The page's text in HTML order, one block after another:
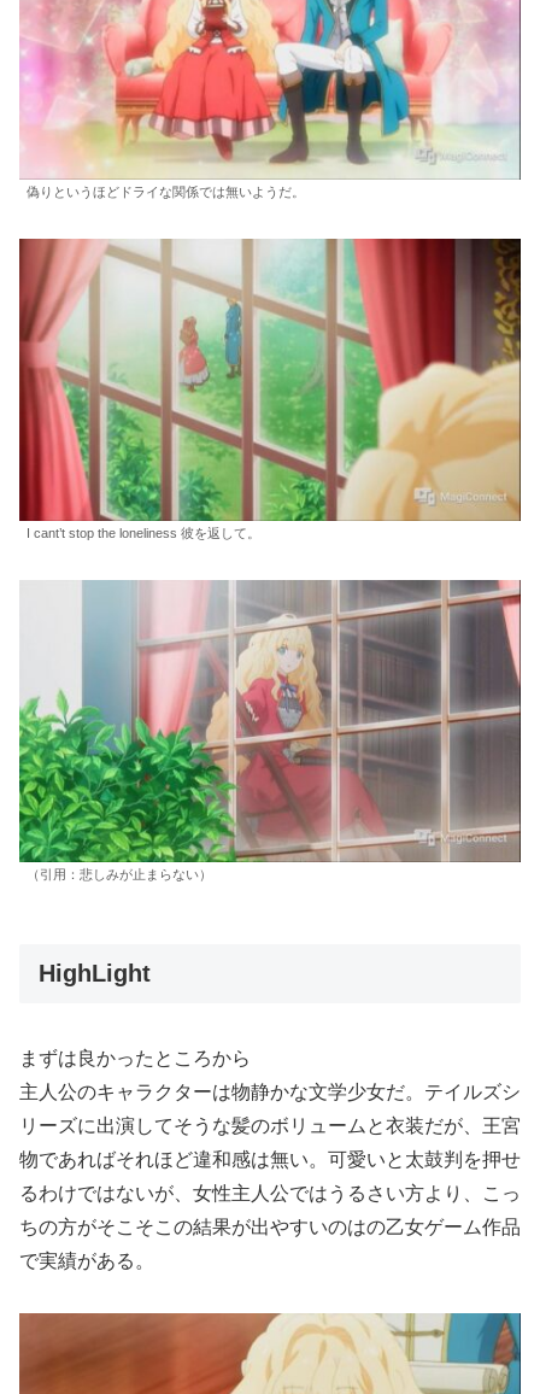
偽りというほどドライな関係では無いようだ。
I cant’t stop the loneliness 彼を返して。
（引用：悲しみが止まらない）
HighLight
まずは良かったところから
主人公のキャラクターは物静かな文学少女だ。テイルズシ
リーズに出演してそうな髪のボリュームと衣装だが、王宮
物であればそれほど違和感は無い。可愛いと太鼓判を押せ
るわけではないが、女性主人公ではうるさい方より、こっ
ちの方がそこそこの結果が出やすいのはの乙女ゲーム作品
で実績がある。